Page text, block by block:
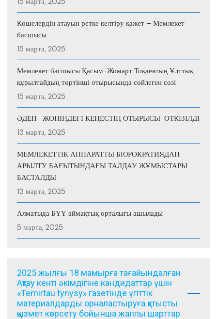
Көшелердің атауын ретке келтіру қажет – Мемлекет
басшысы
15 марта, 2025
Мемлекет басшысы Қасым-Жомарт Тоқаевтың Ұлттық
құрылтайдың төртінші отырысында сөйлеген сөзі
15 марта, 2025
ӘДЕП ЖӨНІНДЕГІ КЕҢЕСТІҢ ОТЫРЫСЫ ӨТКІЗІЛДІ
13 марта, 2025
МЕМЛЕКЕТТІК АППАРАТТЫ БЮРОКРАТИЯДАН
АРЫЛТУ БАҒЫТЫНДАҒЫ ТАЛДАУ ЖҰМЫСТАРЫ
БАСТАЛДЫ
13 марта, 2025
Алматыда БҰҰ аймақтық орталығы ашылады
5 марта, 2025
2025 жылғы 18 мамырға тағайындалған
Ақтау кенті әкімдігіне кандидаттар үшін
«Temirtau tynysy» газетінде үгіттік
материалдарды орналастыруға қатысты
қызмет көрсету бойынша жалпы шарттар